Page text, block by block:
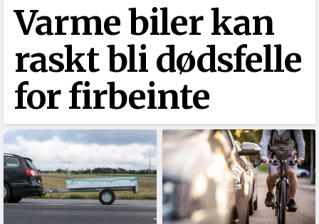
Varme biler kan
raskt bli dødsfelle
for firbeinte